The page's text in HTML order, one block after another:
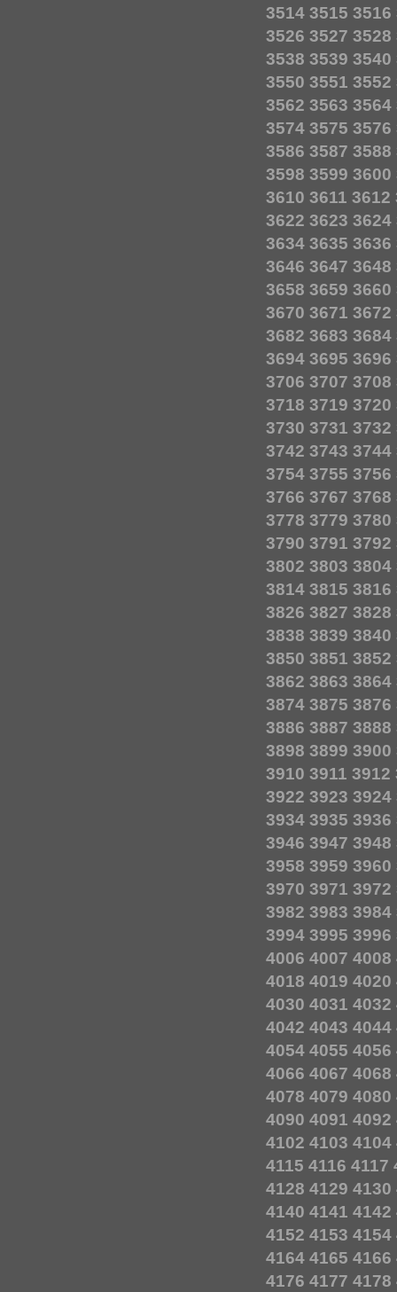
3514 3515 3516
3526 3527 3528
3538 3539 3540
3550 3551 3552
3562 3563 3564
3574 3575 3576
3586 3587 3588
3598 3599 3600
3610 3611 3612
3622 3623 3624
3634 3635 3636
3646 3647 3648
3658 3659 3660
3670 3671 3672
3682 3683 3684
3694 3695 3696
3706 3707 3708
3718 3719 3720
3730 3731 3732
3742 3743 3744
3754 3755 3756
3766 3767 3768
3778 3779 3780
3790 3791 3792
3802 3803 3804
3814 3815 3816
3826 3827 3828
3838 3839 3840
3850 3851 3852
3862 3863 3864
3874 3875 3876
3886 3887 3888
3898 3899 3900
3910 3911 3912
3922 3923 3924
3934 3935 3936
3946 3947 3948
3958 3959 3960
3970 3971 3972
3982 3983 3984
3994 3995 3996
4006 4007 4008
4018 4019 4020
4030 4031 4032
4042 4043 4044
4054 4055 4056
4066 4067 4068
4078 4079 4080
4090 4091 4092
4102 4103 4104
4115 4116 4117
4128 4129 4130
4140 4141 4142
4152 4153 4154
4164 4165 4166
4176 4177 4178